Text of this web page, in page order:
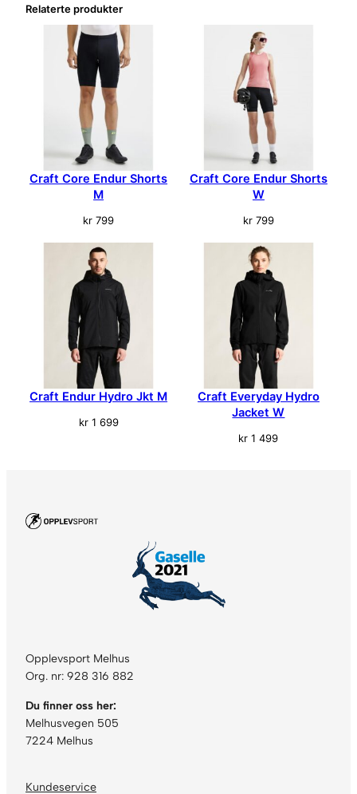
o
Relaterte produkter
Craft Core Endur Shorts
M
kr 799
Craft Core Endur Shorts
W
kr799
Craft Endur Hydro Jkt M
kr1 699
Craft Everyday Hydro
Jacket W
kr 1 499
Opplevsport Melhus
Org. nr: 928 316 882
Du finner oss her:
Melhusvegen 505
7224 Melhus
Kundeservice